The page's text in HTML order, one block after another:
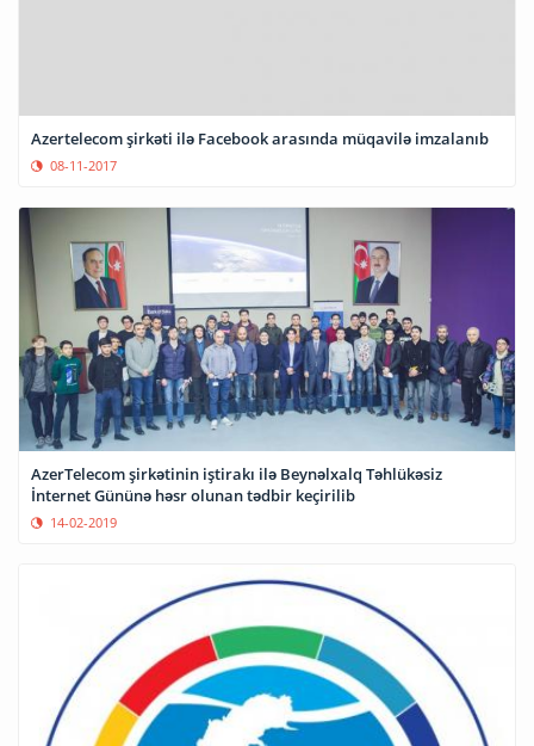
Azertelecom şirkəti ilə Facebook arasında müqavilə imzalanıb
08-11-2017
AzerTelecom şirkətinin iştirakı ilə Beynəlxalq Təhlükəsiz
İnternet Gününə həsr olunan tədbir keçirilib
14-02-2019